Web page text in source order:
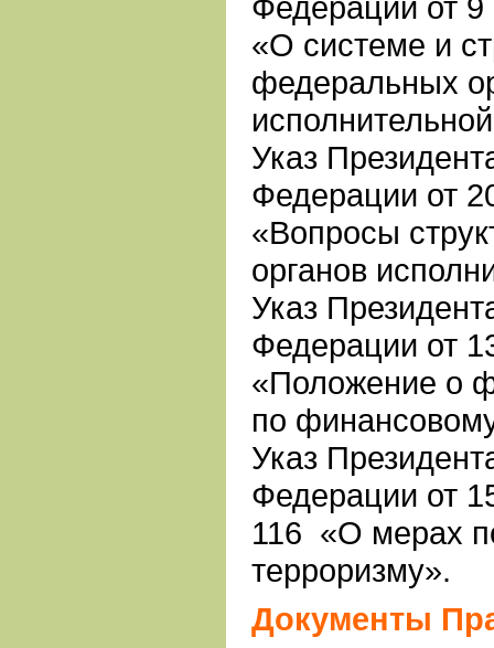
«О системе и
федеральных
Указ
Федерации от
«Вопросы
органов
Указ
Федерации от
«Положение о
по
Указ
Федерации от
116 «О мерах
терроризму».
Документы